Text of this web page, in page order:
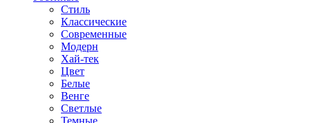
Стиль
Классические
Современные
Модерн
Хай-тек
Цвет
Белые
Венге
Светлые
Темные